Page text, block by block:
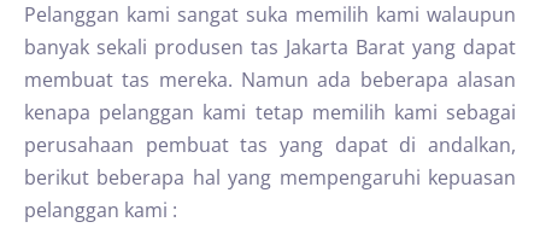
Pelanggan kami sangat suka memilih kami walaupun
banyak sekali produsen tas Jakarta Barat yang dapat
membuat tas mereka. Namun ada beberapa alasan
kenapa pelanggan kami tetap memilih kami sebagai
perusahaan pembuat tas yang dapat di andalkan,
berikut beberapa hal yang mempengaruhi kepuasan
pelanggan kami :